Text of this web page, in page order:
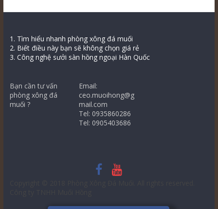
1. Tìm hiểu nhanh phòng xông đá muối
2. Biết điều này bạn sẽ không chọn giá rẻ
3. Công nghệ sưởi sàn hồng ngoại Hàn Quốc
Bạn cần tư vấn
phòng xông đá
muối ?
Email:
ceo.muoihong@g
mail.com
Tel: 0935860286
Tel: 0905403686